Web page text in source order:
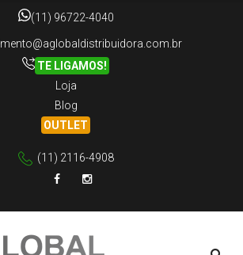
(11) 96722-4040
TE LIGAMOS!
Loja
Blog
OUTLET
(11) 2116-4908